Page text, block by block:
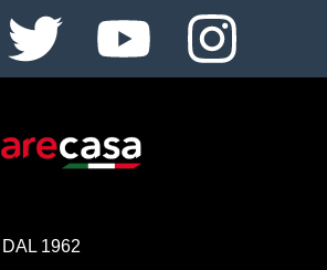
1962